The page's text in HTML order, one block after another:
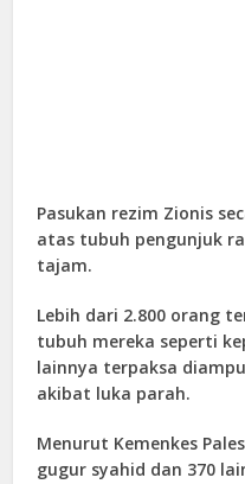
Pasukan rezim Zionis
atas tubuh pengunjuk
tajam.
Lebih dari 2.800 orang
tubuh mereka seperti
lainnya terpaksa
akibat luka parah.
Menurut Kemenkes
gugur syahid dan 370